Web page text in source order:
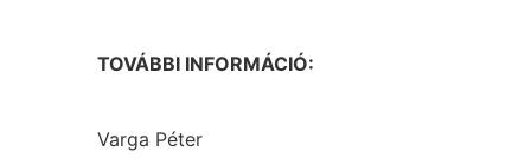
TOVÁBBI INFORMÁCIÓ:
Varga Péter